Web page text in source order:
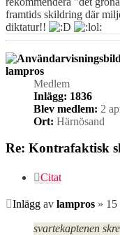
framtids skildring där
diktatur!!
lampros
Medlem
Inlägg: 1836
Blev medlem: 2
Ort: Härnösand
Re: Kontrafaktisk
Citat
Inlägg av lampros » 15
svartekaptenen